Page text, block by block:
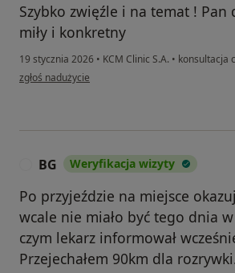
Szybko zwięźle i na temat !
miły i konkretny
19 stycznia 2026 • KCM Clinic S.A. • konsultacja
w opinii użytkownika Monika Bartosik
zgłoś nadużycie
BG Weryfikacja wizyty
Po przyjeździe na miejsce
wcale nie miało być tego dnia
czym lekarz informował
Przejechałem 90km dla